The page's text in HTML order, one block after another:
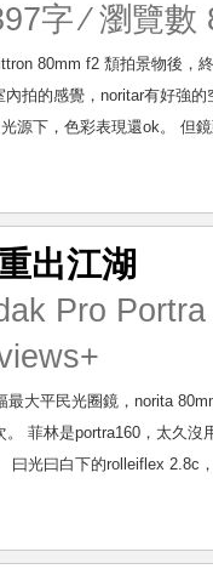
字 ⁄ 瀏覽
80mm f2 頹拍景物後，
拍的感覺，noritar有好強的
源下，色彩表現還ok。 但
出江湖
Pro
最大平民光圈鏡，norita
。 菲林是portra160，太久
曰光曰白下的rolleiflex 2.8c